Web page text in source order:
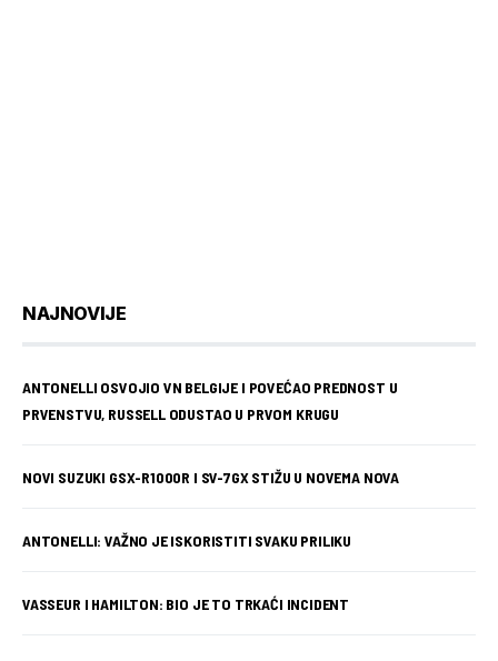
NAJNOVIJE
ANTONELLI OSVOJIO VN BELGIJE I POVEĆAO PREDNOST U
PRVENSTVU, RUSSELL ODUSTAO U PRVOM KRUGU
NOVI SUZUKI GSX-R1000R I SV-7GX STIŽU U NOVEMA NOVA
ANTONELLI: VAŽNO JE ISKORISTITI SVAKU PRILIKU
VASSEUR I HAMILTON: BIO JE TO TRKAĆI INCIDENT